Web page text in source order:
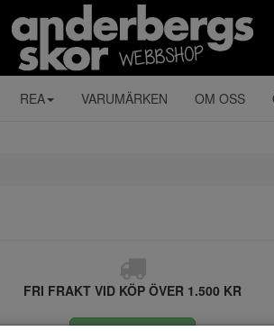
REA VARUMÄRKEN OM OSS
FRI FRAKT VID KÖP ÖVER 1.500 KR